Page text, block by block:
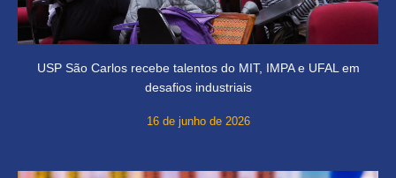
USP São Carlos recebe talentos do MIT, IMPA e UFAL em
desafios industriais
16 de junho de 2026